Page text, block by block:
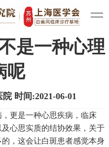
癜风治疗 | 白癜风常识
是一种心理
呢
时间:2021-06-01
更是一种心思疾病，临床
及心思实质的结协效果，关于
，这会让白斑患者感觉本身